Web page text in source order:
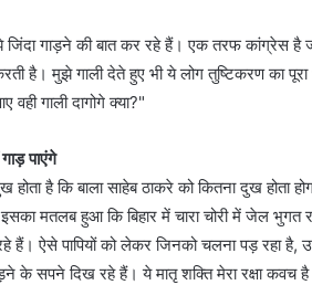
जिंदा गाड़ने की बात कर रहे हैं। एक तरफ कांग्रेस है
है। मुझे गाली देते हुए भी ये लोग तुष्टिकरण का
गाली दागोगे क्या?"
पाएंगे
है कि बाला साहेब ठाकरे को कितना दुख होता
मतलब हुआ कि बिहार में चारा चोरी में जेल भुगत
हैं। ऐसे पापियों को लेकर जिनको चलना पड़ रहा है,
के सपने दिख रहे हैं। ये मातृ शक्ति मेरा रक्षा कवच